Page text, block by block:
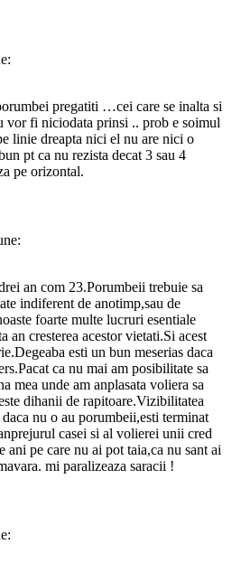
pregatiti …cei care se inalta si
vor fi niciodata prinsi .. prob e soimul
dreapta nici el nu are nici o
pt ca nu rezista decat 3 sau 4
pe orizontal.
an com 23.Porumbeii trebuie sa
indiferent de anotimp,sau de
foarte multe lucruri esentiale
an cresterea acestor vietati.Si acest
esti un bun meserias daca
ca nu mai am posibilitate sa
mea unde am anplasata voliera sa
dihanii de rapitoare.Vizibilitatea
nu o au porumbeii,esti terminat
casei si al volierei unii cred
ani pe care nu ai pot taia,ca nu sant ai
mi paralizeaza saracii !